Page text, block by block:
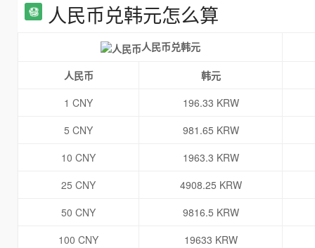
人民币兑韩元怎么算
人民币兑韩元
人民币
韩元
1 CNY
196.33 KRW
5 CNY
981.65 KRW
10 CNY
1963.3 KRW
25 CNY
4908.25 KRW
50 CNY
9816.5 KRW
100 CNY
19633 KRW